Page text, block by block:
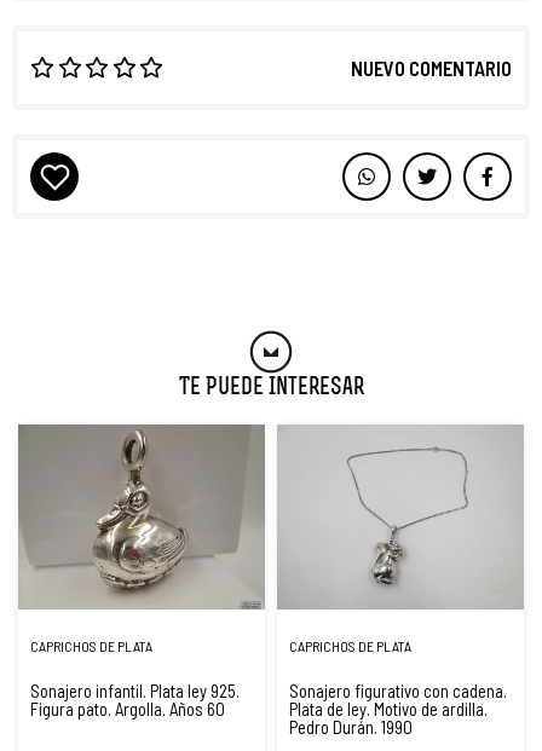
NUEVO COMENTARIO
Te Puede Interesar
CAPRICHOS DE PLATA
Sonajero infantil. Plata ley 925.
Figura pato. Argolla. Años 60
CAPRICHOS DE PLATA
Sonajero figurativo con cadena.
Plata de ley. Motivo de ardilla.
Pedro Durán. 1990